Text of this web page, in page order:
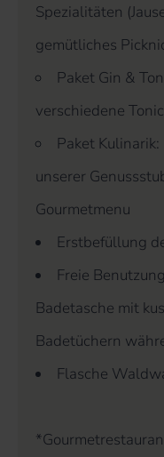
Spezialitäten
gemütliches
Paket Gin &
verschiedene
Paket
unserer
Gourmetmenu
Erstbefüllung
Freie
Badetasche mit
Badetüchern
Flasche